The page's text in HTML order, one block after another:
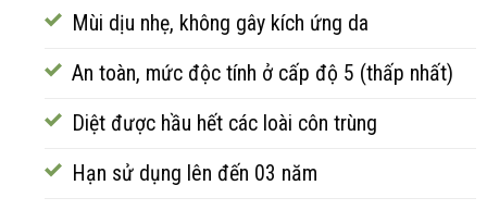
Mùi dịu nhẹ, không gây kích ứng da
An toàn, mức độc tính ở cấp độ 5 (thấp nhất)
Diệt được hầu hết các loài côn trùng
Hạn sử dụng lên đến 03 năm